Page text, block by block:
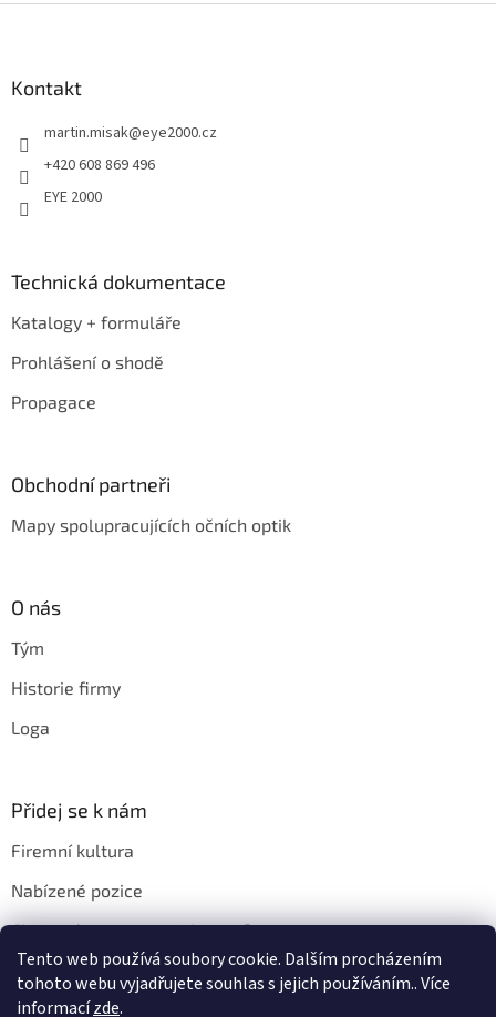
Tento web používá soubory cookie. Dalším procházením
tohoto webu vyjadřujete souhlas s jejich používáním.. Více
informacízde.
Kontakt
martin.misak@eye2000.cz
+420 608 869 496
EYE 2000
Technická dokumentace
Katalogy + formuláře
Prohlášení o shodě
Propagace
Obchodní partneři
Mapy spolupracujících očních optik
O nás
Tým
Historie firmy
Loga
Přidej se k nám
Firemní kultura
Nabízené pozice
Chci u vás pracovat. Jak na to?